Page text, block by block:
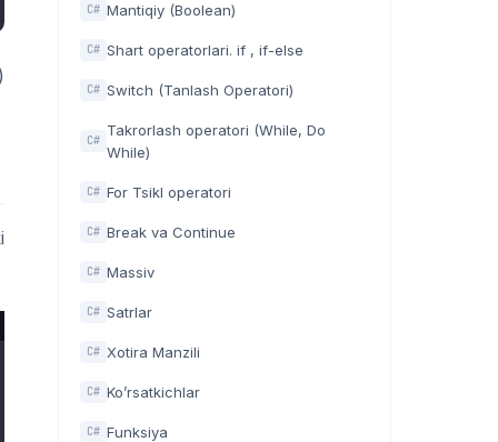
C# Mantiqiy (Boolean)
C# Shart operatorlari. if , if-else
C# Switch (Tanlash Operatori)
C#
Takrorlash operatori (While, Do
While)
C# For Tsikl operatori
C# Break va Continue
C# Massiv
C# Satrlar
C# Xotira Manzili
C# Ko’rsatkichlar
C# Funksiya